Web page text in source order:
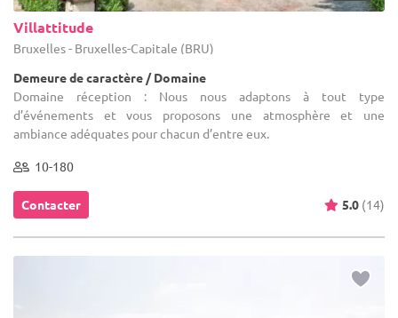
Villattitude
Bruxelles - Bruxelles-Capitale (BRU)
Demeure de caractère / Domaine
Domaine réception : Nous nous adaptons à tout type
d’événements et vous proposons une atmosphère et une
ambiance adéquates pour chacun d’entre eux.
10-180
Contacter 5.0 (14)